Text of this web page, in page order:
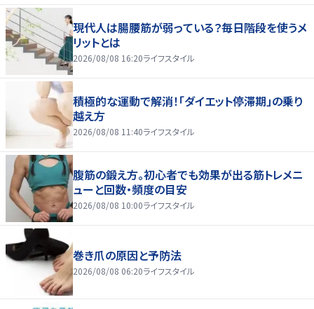
現代人は腸腰筋が弱っている？毎日階段を使うメ
リットとは
2026/08/08 16:20ライフスタイル
積極的な運動で解消！「ダイエット停滞期」の乗り
越え方
2026/08/08 11:40ライフスタイル
腹筋の鍛え方。初心者でも効果が出る筋トレメニ
ューと回数・頻度の目安
2026/08/08 10:00ライフスタイル
巻き爪の原因と予防法
2026/08/08 06:20ライフスタイル